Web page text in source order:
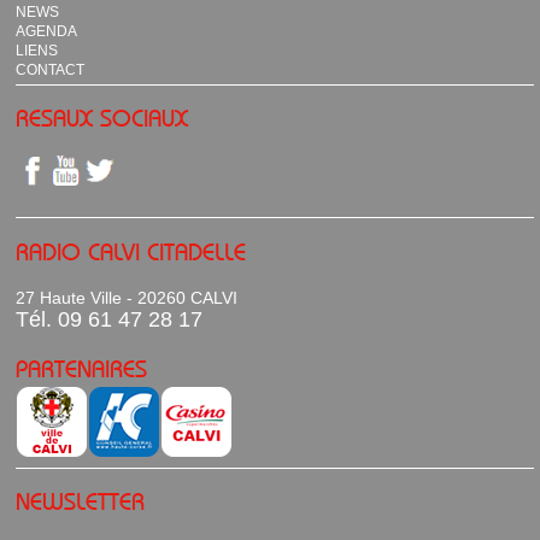
NEWS
AGENDA
LIENS
CONTACT
RESAUX SOCIAUX
RADIO CALVI CITADELLE
27 Haute Ville - 20260 CALVI
Tél. 09 61 47 28 17
PARTENAIRES
NEWSLETTER